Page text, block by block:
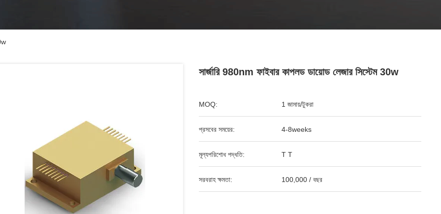
সার্জারি 980nm ফাইবার কাপলড ডায়োড লেজার সিস্টেম 30w
MOQ: 1 জামায়/টুকরা
প্রসবের সময়ের: 4-8weeks
মূল্যপরিশোধ পদ্ধতি: T T
সরবরাহ ক্ষমতা: 100,000 / বছর